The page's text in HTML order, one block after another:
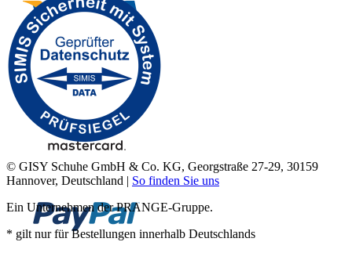
© GISY Schuhe GmbH & Co. KG, Georgstraße 27-29, 30159
Hannover, Deutschland | So finden Sie uns
Ein Unternehmen der PRANGE-Gruppe.
* gilt nur für Bestellungen innerhalb Deutschlands